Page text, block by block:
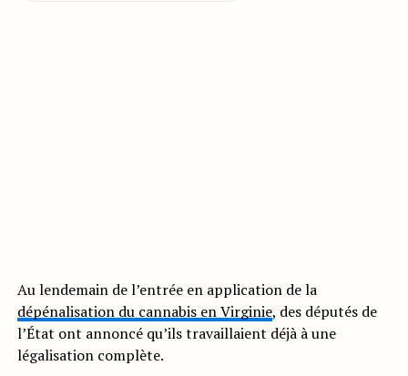
Au lendemain de l’entrée en application de la
dépénalisation du cannabis en Virginie, des députés de
l’État ont annoncé qu’ils travaillaient déjà à une
légalisation complète.